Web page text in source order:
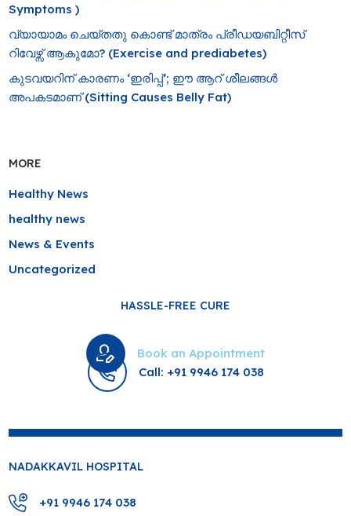
Symptoms )
വ്യായാമം ചെയ്തതു കൊണ്ട് മാത്രം പ്രീഡയബിറ്റീസ്
റിവേഴ്സ് ആകുമോ? (Exercise and prediabetes)
കുടവയറിന് കാരണം ‘ഇരിപ്പ്’; ഈ ആറ് ശീലങ്ങൾ
അപകടമാണ് (Sitting Causes Belly Fat)
MORE
Healthy News
healthy news
News & Events
Uncategorized
HASSLE-FREE CURE
Book an Appointment
Call: +91 9946 174 038
NADAKKAVIL HOSPITAL
+91 9946 174 038